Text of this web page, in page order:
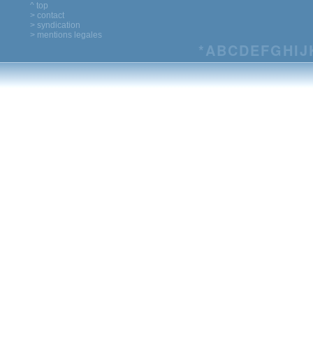
^ top
> contact
> syndication
> mentions legales
*ABCDEFG HIJ